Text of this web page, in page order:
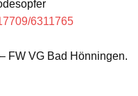
6311765
FW VG Bad Hönningen.